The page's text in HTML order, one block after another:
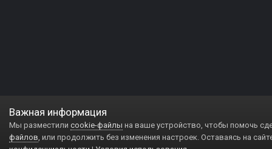
Важная информация
Мы разместили cookie-файлы на ваше устройство, чтобы помочь
файлов, или продолжить без изменения настроек. Оставаясь на